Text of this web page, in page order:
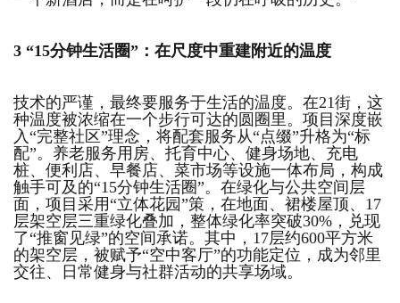
3 “15分钟生活圈”： 在尺度中重建附近的温度
技术的严谨，最终要服务于生活的温度。在21街，这
种温度被浓缩在一个步行可达的圆圈里。项目深度嵌
入“完整社区”理念，将配套服务从“点缀”升格为“标
配”。养老服务用房、托育中心、健身场地、充电
桩、便利店、早餐店、菜市场等设施一体布局，构成
触手可及的“15分钟生活圈”。在绿化与公共空间层
面，项目采用“立体花园”策，在地面、裙楼屋顶、17
层架空层三重绿化叠加，整体绿化率突破30%，兑现
了“推窗见绿”的空间承诺。其中，17层约600平方米
的架空层，被赋予“空中客厅”的功能定位，成为邻里
交往、日常健身与社群活动的共享场域。